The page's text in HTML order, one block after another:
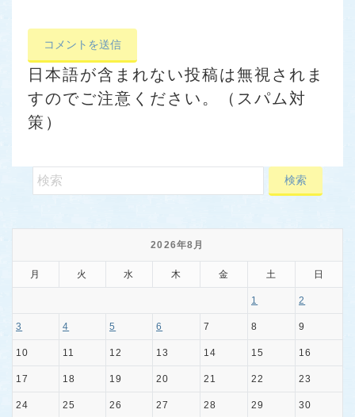
日本語が含まれない投稿は無視されま
すのでご注意ください。（スパム対
策）
2026年8月
月 火 水 木 金 土 日
1 2
3 4 5 6 7 8 9
10 11 12 13 14 15 16
17 18 19 20 21 22 23
24 25 26 27 28 29 30